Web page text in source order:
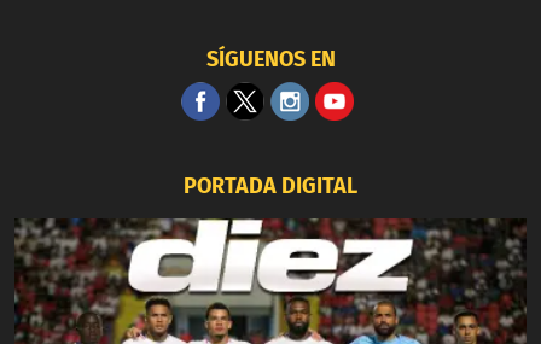
SÍGUENOS EN
PORTADA DIGITAL